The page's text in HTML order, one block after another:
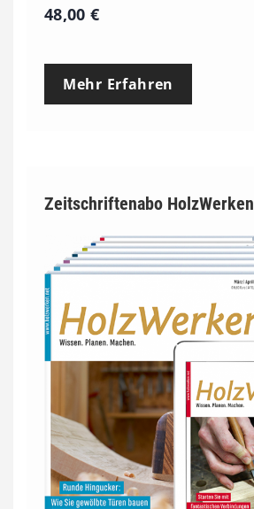
48,00€
Mehr Erfahren
Zeitschriftenabo HolzWerken